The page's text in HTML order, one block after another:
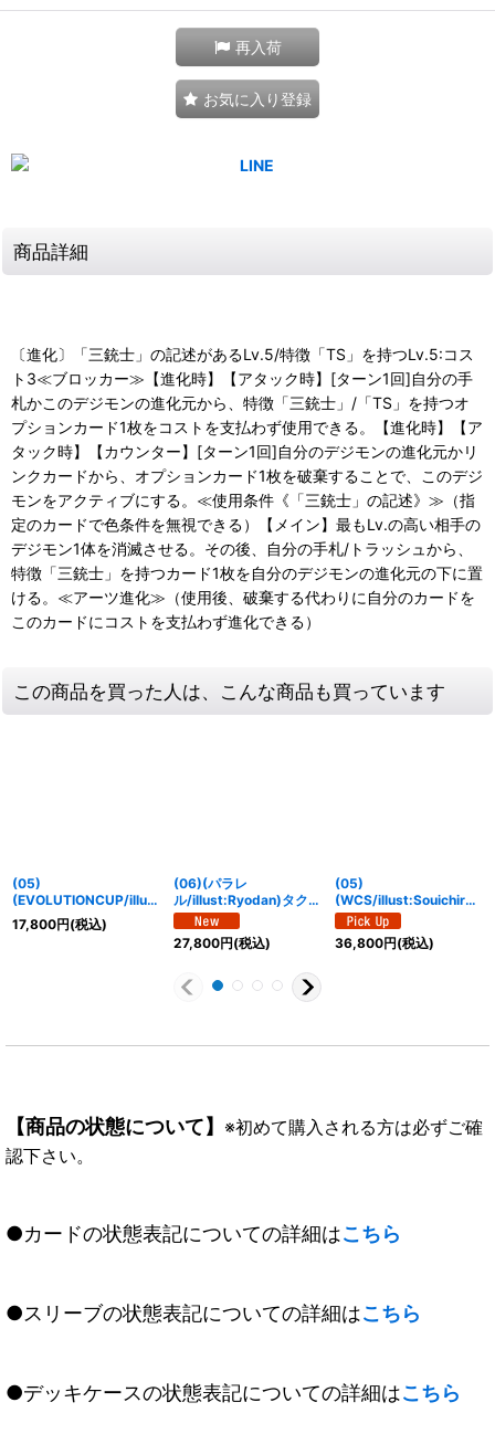
再入荷
お気に入り登録
商品詳細
〔進化〕「三銃士」の記述があるLv.5/特徴「TS」を持つLv.5:コス
ト3≪ブロッカー≫【進化時】【アタック時】[ターン1回]自分の手
札かこのデジモンの進化元から、特徴「三銃士」/「TS」を持つオ
プションカード1枚をコストを支払わず使用できる。【進化時】【ア
タック時】【カウンター】[ターン1回]自分のデジモンの進化元かリ
ンクカードから、オプションカード1枚を破棄することで、このデジ
モンをアクティブにする。≪使用条件《「三銃士」の記述》≫（指
定のカードで色条件を無視できる）【メイン】最もLv.の高い相手の
デジモン1体を消滅させる。その後、自分の手札/トラッシュから、
特徴「三銃士」を持つカード1枚を自分のデジモンの進化元の下に置
ける。≪アーツ進化≫（使用後、破棄する代わりに自分のカードを
このカードにコストを支払わず進化できる）
この商品を買った人は、こんな商品も買っています
(05)
(EVOLUTIONCUP/illust
:NakanoHaito)アルファ
モン【SR】{BT22-
17,800円(税込)
(06)(パラレ
ル/illust:Ryodan)タクト
ウモン【SP】{EX12-
057}《多》
27,800円(税込)
(05)
(WCS/illust:Souichirou
Gunjima)メタルグレイ
モン【R】{BT21-061}
《黒》
36,800円(税込)
【商品の状態について】 ※初めて購入される方は必ずご確
認下さい。
●カードの状態表記についての詳細はこちら
●スリーブの状態表記についての詳細はこちら
●デッキケースの状態表記についての詳細はこちら